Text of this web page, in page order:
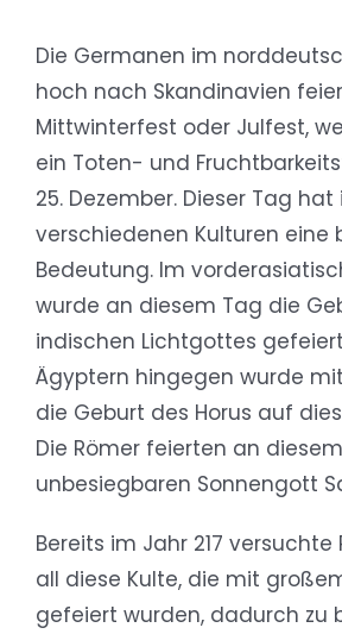
Die Germanen im
hoch nach Skandinavien
Mittwinterfest oder Julfest,
ein Toten- und
25. Dezember. Dieser Tag hat
verschiedenen Kulturen eine
Bedeutung. Im
wurde an diesem Tag die
indischen Lichtgottes
Ägyptern hingegen wurde
die Geburt des Horus auf
Die Römer feierten an
unbesiegbaren Sonnengott
Bereits im Jahr 217 versuchte
all diese Kulte, die mit
gefeiert wurden, dadurch zu